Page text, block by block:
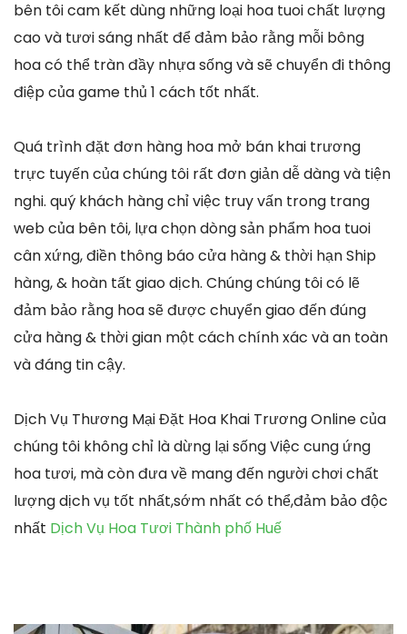
bên tôi cam kết dùng những loại hoa tuoi chất lượng
cao và tươi sáng nhất để đảm bảo rằng mỗi bông
hoa có thể tràn đầy nhựa sống và sẽ chuyển đi thông
điệp của game thủ 1 cách tốt nhất.
Quá trình đặt đơn hàng hoa mở bán khai trương
trực tuyến của chúng tôi rất đơn giản dễ dàng và tiện
nghi. quý khách hàng chỉ việc truy vấn trong trang
web của bên tôi, lựa chọn dòng sản phẩm hoa tuoi
cân xứng, điền thông báo cửa hàng & thời hạn Ship
hàng, & hoàn tất giao dịch. Chúng chúng tôi có lẽ
đảm bảo rằng hoa sẽ được chuyển giao đến đúng
cửa hàng & thời gian một cách chính xác và an toàn
và đáng tin cậy.
Dịch Vụ Thương Mại Đặt Hoa Khai Trương Online của
chúng tôi không chỉ là dừng lại sống Việc cung ứng
hoa tươi, mà còn đưa về mang đến người chơi chất
lượng dịch vụ tốt nhất,sớm nhất có thể,đảm bảo độc
nhất Dịch Vụ Hoa Tươi Thành phố Huế